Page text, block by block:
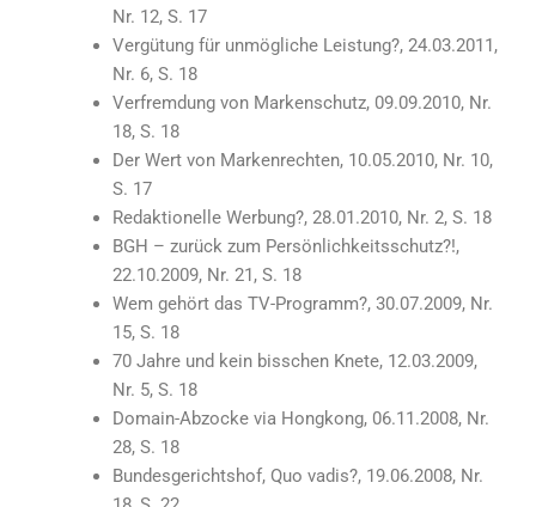
Nr. 12, S. 17
Vergütung für unmögliche Leistung?, 24.03.2011,
Nr. 6, S. 18
Verfremdung von Markenschutz, 09.09.2010, Nr.
18, S. 18
Der Wert von Markenrechten, 10.05.2010, Nr. 10,
S. 17
Redaktionelle Werbung?, 28.01.2010, Nr. 2, S. 18
BGH – zurück zum Persönlichkeitsschutz?!,
22.10.2009, Nr. 21, S. 18
Wem gehört das TV-Programm?, 30.07.2009, Nr.
15, S. 18
70 Jahre und kein bisschen Knete, 12.03.2009,
Nr. 5, S. 18
Domain-Abzocke via Hongkong, 06.11.2008, Nr.
28, S. 18
Bundesgerichtshof, Quo vadis?, 19.06.2008, Nr.